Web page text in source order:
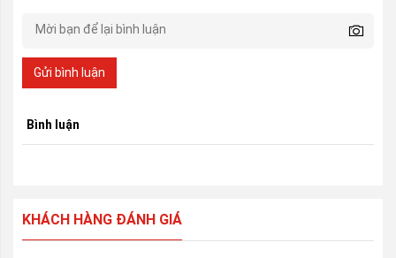
Gửi bình luận
Bình luận
KHÁCH HÀNG ĐÁNH GIÁ